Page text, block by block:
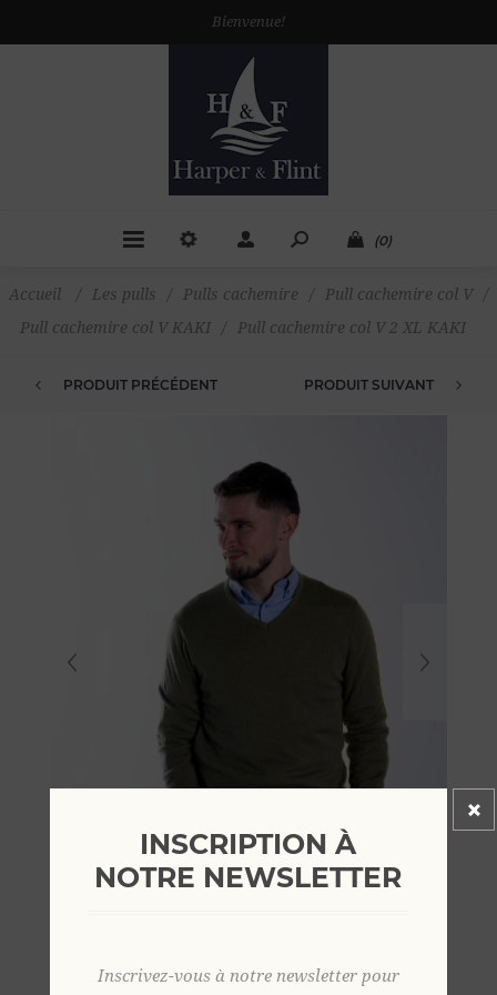
Bienvenue!
(0)
Accueil / Les pulls / Pulls cachemire / Pull cachemire col V
/
Pull cachemire col V KAKI
/ Pull cachemire col V 2 XL KAKI
PRODUIT PRÉCÉDENT PRODUIT SUIVANT
INSCRIPTION À
NOTRE NEWSLETTER
Inscrivez-vous à notre newsletter pour